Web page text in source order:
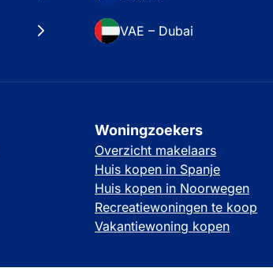
VAE – Dubai
Woningzoekers
Overzicht makelaars
Huis kopen in Spanje
Huis kopen in Noorwegen
Recreatiewoningen te koop
Vakantiewoning kopen